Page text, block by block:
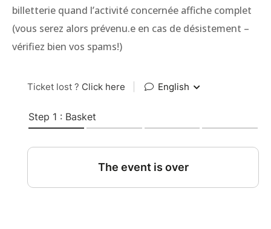
billetterie quand l’activité concernée affiche complet
(vous serez alors prévenu.e en cas de désistement –
vérifiez bien vos spams!)